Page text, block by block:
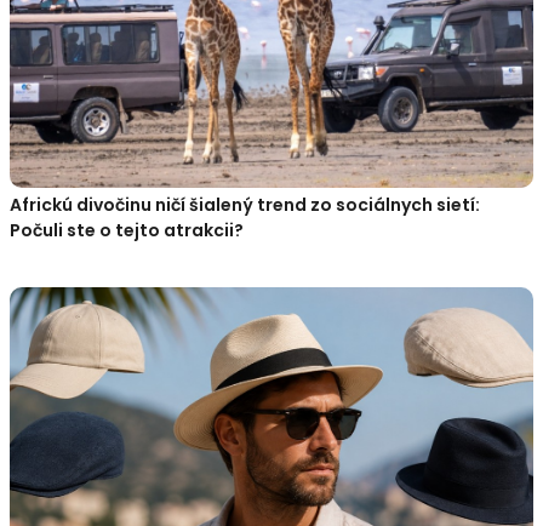
Africkú divočinu ničí šialený trend zo sociálnych sietí:
Počuli ste o tejto atrakcii?